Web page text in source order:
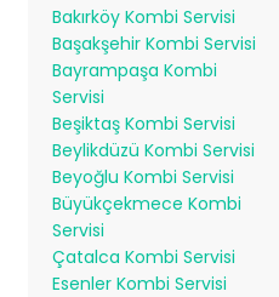
Bakırköy Kombi Servisi
Başakşehir Kombi Servisi
Bayrampaşa Kombi
Servisi
Beşiktaş Kombi Servisi
Beylikdüzü Kombi Servisi
Beyoğlu Kombi Servisi
Büyükçekmece Kombi
Servisi
Çatalca Kombi Servisi
Esenler Kombi Servisi